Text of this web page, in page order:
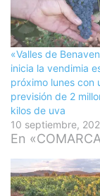
«Valles de
inicia la vendimia
próximo lunes con
previsión de 2
kilos de uva
10 septiembre,
En